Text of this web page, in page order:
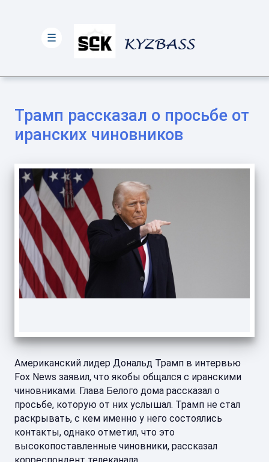
Трамп рассказал о просьбе от
иранских чиновников
Американский лидер Дональд Трамп в интервью
Fox News заявил, что якобы общался с иранскими
чиновниками. Глава Белого дома рассказал о
просьбе, которую от них услышал. Трамп не стал
раскрывать, с кем именно у него состоялись
контакты, однако отметил, что это
высокопоставленные чиновники, рассказал
☰